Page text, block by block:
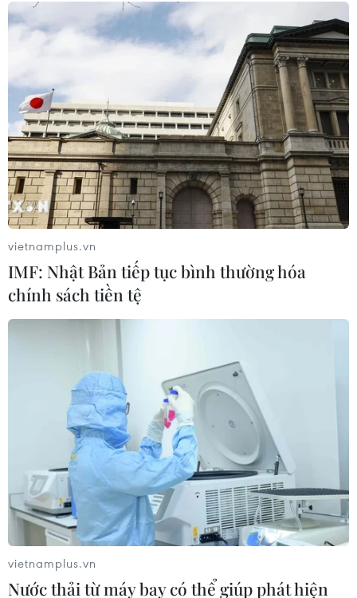
chí 4 người trên một giường bệnh, người nhà bệnh nhân
nằm la liệt trên giường dưới đất…
Thủ tướng Chính phủ nhắc nhở 8 vấn đề
Bộ Y tế cần quan tâm xử lý
18/10/2016 13:09
An toàn vệ sinh thực phẩm, an ninh bệnh viện, đấu giá
và đấu thầu thuốc, công tác cán bộ, trục lợi quỹ BHYT,
quá tải bệnh viện... là những vấn đề Thủ tướng chỉ đạo
Bộ Y tế cần quan tâm xử lý.
vietnamplus.vn
IMF: Nhật Bản tiếp tục bình thường hóa
chính sách tiền tệ
vietnamplus.vn
Nước thải từ máy bay có thể giúp phát hiện